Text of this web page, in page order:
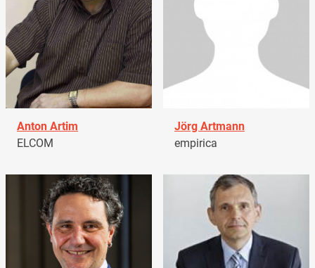
Anton Artim
ELCOM
Jörg Artmann
empirica